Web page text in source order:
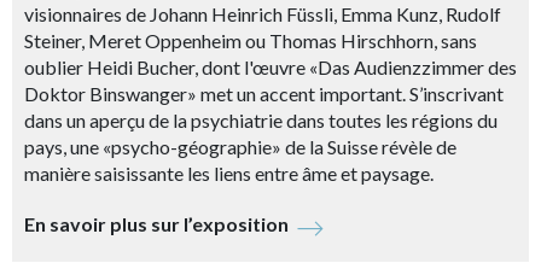
visionnaires de Johann Heinrich Füssli, Emma Kunz, Rudolf
Steiner, Meret Oppenheim ou Thomas Hirschhorn, sans
oublier Heidi Bucher, dont l'œuvre «Das Audienzzimmer des
Doktor Binswanger» met un accent important. S’inscrivant
dans un aperçu de la psychiatrie dans toutes les régions du
pays, une «psycho-géographie» de la Suisse révèle de
manière saisissante les liens entre âme et paysage.
En savoir plus sur l’exposition